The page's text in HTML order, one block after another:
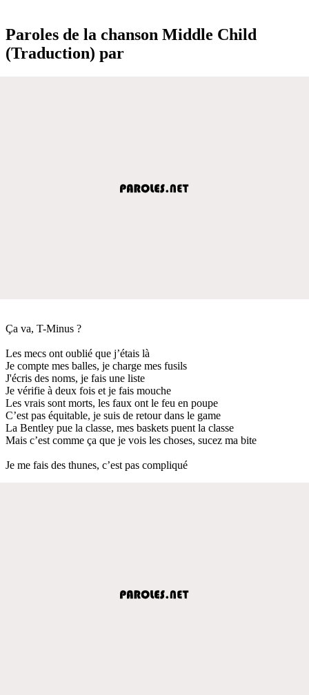
Paroles de la chanson Middle Child
(Traduction) par
Ça va, T-Minus ?
Les mecs ont oublié que j’étais là
Je compte mes balles, je charge mes fusils
J'écris des noms, je fais une liste
Je vérifie à deux fois et je fais mouche
Les vrais sont morts, les faux ont le feu en poupe
C’est pas équitable, je suis de retour dans le game
La Bentley pue la classe, mes baskets puent la classe
Mais c’est comme ça que je vois les choses, sucez ma bite
Je me fais des thunes, c’est pas compliqué